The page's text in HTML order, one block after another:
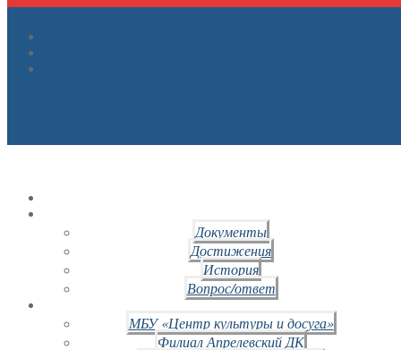
Документы
Достижения
История
Вопрос/ответ
МБУ «Центр культуры и досуга»
Филиал Апрелевский ДК